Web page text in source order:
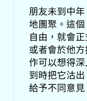
朋友未到中
地團聚。這
自由，就會
或者會於他
作可以想得
到時把它沽
給予不同意